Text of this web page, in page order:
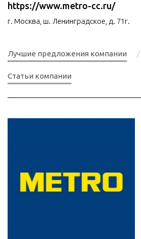
https://www.metro-cc.ru/
г. Москва, ш. Ленинградское, д. 71г.
Лучшие предложения компании
Статьи компании